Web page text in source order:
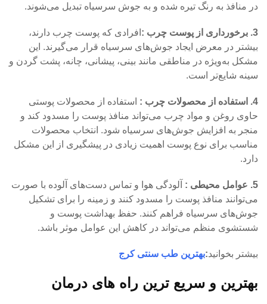
در منافذ به رنگ تیره شده و به جوش سرسیاه تبدیل می‌شوند.
3. برخورداری از پوست چرب :
افرادی که پوست چرب دارند،
بیشتر در معرض ایجاد جوش‌های سرسیاه قرار می‌گیرند. این
مشکل به‌ویژه در مناطقی مانند بینی، پیشانی، چانه، پشت گردن و
سینه شایع‌تر است.
4. استفاده از محصولات چرب :
استفاده از محصولات پوستی
حاوی روغن و مواد چرب می‌تواند منافذ پوست را مسدود کند و
منجر به افزایش جوش‌های سرسیاه شود. انتخاب محصولات
مناسب برای نوع پوست اهمیت زیادی در پیشگیری از این مشکل
دارد.
5. عوامل محیطی :
آلودگی هوا و تماس دست‌های آلوده با صورت
می‌توانند منافذ پوست را مسدود کنند و زمینه را برای تشکیل
جوش‌های سرسیاه فراهم کنند. حفظ بهداشت پوست و
شستشوی منظم می‌تواند در کاهش این عوامل موثر باشد.
بیشتر بخوانید:بهترین طب سنتی کرج
بهترین و سریع ترین راه های درمان